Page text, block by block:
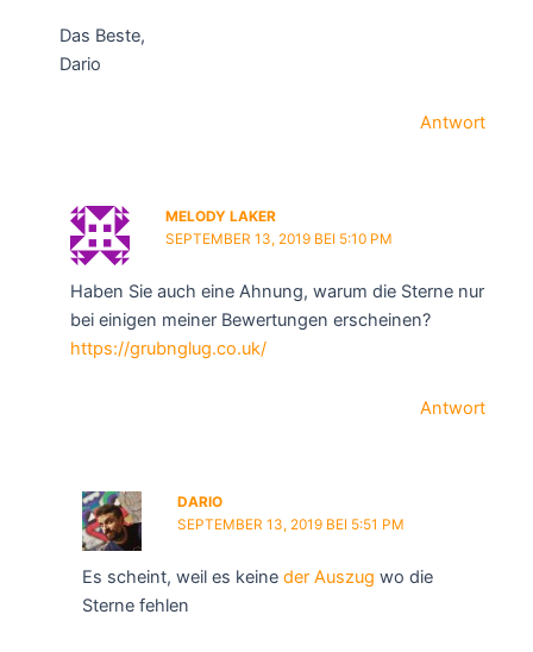
Das Beste,
Dario
Antwort
MELODY LAKER
SEPTEMBER 13, 2019 BEI 5:10 PM
Haben Sie auch eine Ahnung, warum die Sterne nur
bei einigen meiner Bewertungen erscheinen?
https://grubnglug.co.uk/
Antwort
DARIO
SEPTEMBER 13, 2019 BEI 5:51 PM
Es scheint, weil es keineder Auszug wo die
Sterne fehlen